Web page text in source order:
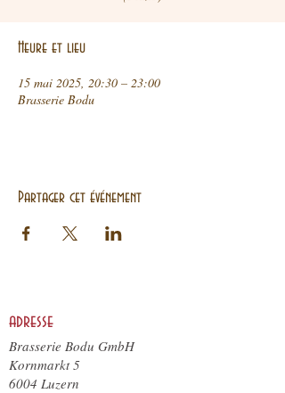
Heure et lieu
15 mai 2025, 20:30 – 23:00
Brasserie Bodu
Partager cet événement
adresse
Brasserie Bodu GmbH
Kornmarkt 5
6004 Luzern